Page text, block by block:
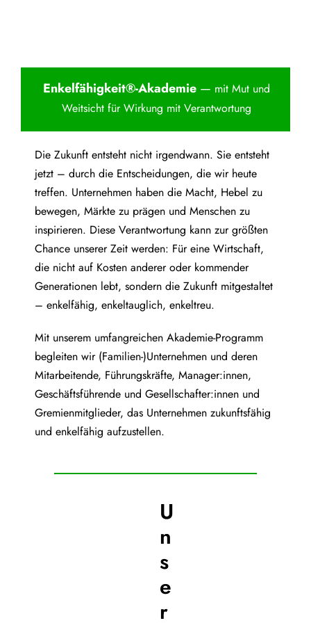
Enkelfähigkeit®-Akademie— mit Mut und
Weitsicht für Wirkung mit Verantwortung
Die Zukunft entsteht nicht irgendwann. Sie entsteht
jetzt – durch die Entscheidungen, die wir heute
treffen. Unternehmen haben die Macht, Hebel zu
bewegen, Märkte zu prägen und Menschen zu
inspirieren. Diese Verantwortung kann zur größten
Chance unserer Zeit werden: Für eine Wirtschaft,
die nicht auf Kosten anderer oder kommender
Generationen lebt, sondern die Zukunft mitgestaltet
– enkelfähig, enkeltauglich, enkeltreu.
Mit unserem umfangreichen Akademie-Programm
begleiten wir (Familien-)Unternehmen und deren
Mitarbeitende, Führungskräfte, Manager:innen,
Geschäftsführende und Gesellschafter:innen und
Gremienmitglieder, das Unternehmen zukunftsfähig
und enkelfähig aufzustellen.
U
n
s
e
r